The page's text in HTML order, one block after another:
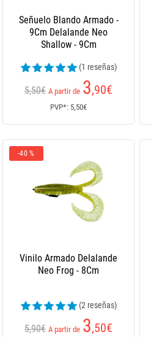
Señuelo Blando Armado -
9Cm Delalande Neo
Shallow - 9Cm
(1 reseñas)
5,50€ A partir de 3,90€
PVP*: 5,50€
-40 %
Vinilo Armado Delalande
Neo Frog - 8Cm
(2 reseñas)
5,90€ A partir de 3,50€